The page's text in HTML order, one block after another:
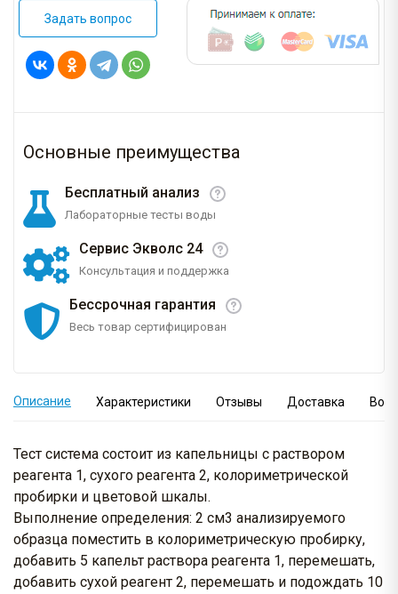
Задать вопрос
Основные преимущества
Бесплатный анализ
Лабораторные тесты воды
Сервис Экволс 24
Консультация и поддержка
Бессрочная гарантия
Весь товар сертифицирован
Описание Характеристики Отзывы Доставка
Тест система состоит из капельницы с раствором
реагента 1, сухого реагента 2, колориметрической
пробирки и цветовой шкалы.
Выполнение определения: 2 см3 анализируемого
образца поместить в колориметрическую пробирку,
добавить 5 капельт раствора реагента 1, перемешать,
добавить сухой реагент 2, перемешать и подождать 10